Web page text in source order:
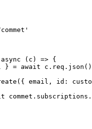
async ( c ) => {
} = await c.req. json ()
({ email, id:
commet.subscriptions.